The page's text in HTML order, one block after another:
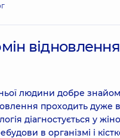
людини добре
проходить дуже
діагностується у
в організмі і